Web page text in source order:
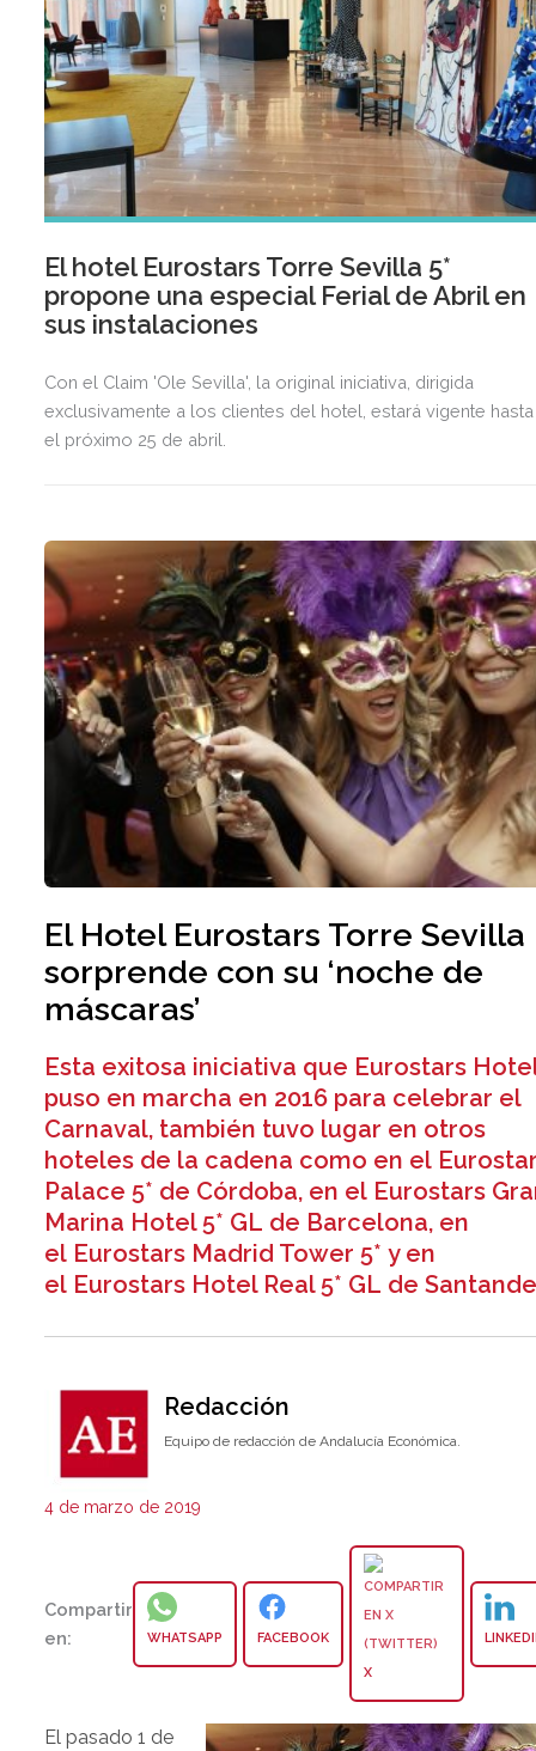
El hotel Eurostars Torre Sevilla 5*
propone una especial Ferial de Abril en
sus instalaciones
Con el Claim 'Ole Sevilla', la original iniciativa, dirigida
exclusivamente a los clientes del hotel, estará vigente hasta
el próximo 25 de abril.
El Hotel Eurostars Torre Sevilla
sorprende con su ‘noche de
máscaras’
Esta exitosa iniciativa que Eurostars
puso en marcha en 2016 para celebrar el
Carnaval, también tuvo lugar en otros
hoteles de la cadena como en el
Palace 5* de Córdoba, en el Eurostars
Marina Hotel 5* GL de Barcelona, en
el Eurostars Madrid Tower 5* y en
el Eurostars Hotel Real 5* GL de
Redacción
Equipo de redacción de Andalucía Económica.
4 de marzo de 2019
Compartir
en:
WHATSAPP FACEBOOK
X
El pasado 1 de